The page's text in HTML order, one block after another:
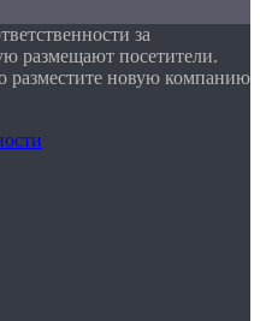
за
размещают посетители.
разместите новую компанию